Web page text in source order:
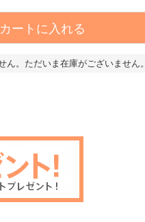
カートに入れる
ん。ただいま在庫がございません。